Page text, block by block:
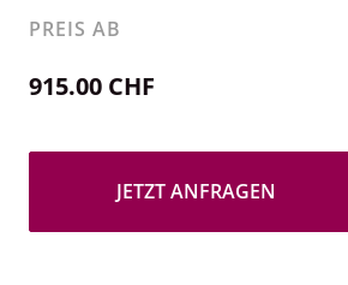
PREIS AB
915.00 CHF
JETZT ANFRAGEN